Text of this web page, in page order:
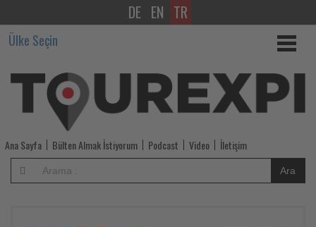
FUN&SUN
2026
yaz
sezonuna
operasyonel
yatırımlarla
başladı
DE EN TR
Ülke Seçin
Ana Sayfa Bülten Almak İstiyorum Podcast Video İletişim
Ara